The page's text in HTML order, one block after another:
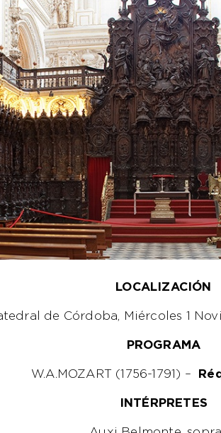
LOCALIZACIÓN
de Córdoba, Miércoles 1
PROGRAMA
W.A.MOZART (1756-1791 ) –
INTÉRPRETES